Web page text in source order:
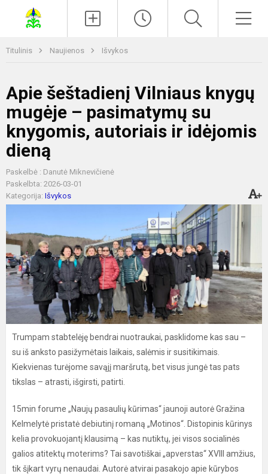
Titulinis Naujienos Išvykos
Apie šeštadienį Vilniaus knygų
mugėje – pasimatymų su
knygomis, autoriais ir idėjomis
dieną
Paskelbė : Danutė Miknevičienė
Paskelbta: 2026-03-01
Kategorija: Išvykos
Trumpam stabtelėję bendrai nuotraukai, pasklidome kas sau –
su iš anksto pasižymėtais laikais, salėmis ir susitikimais.
Kiekvienas turėjome savąjį maršrutą, bet visus jungė tas pats
tikslas – atrasti, išgirsti, patirti.
15min forume „Naujų pasaulių kūrimas“ jaunoji autorė Gražina
Kelmelytė pristatė debiutinį romaną „Motinos“. Distopinis kūrinys
kelia provokuojantį klausimą – kas nutiktų, jei visos socialinės
galios atitektų moterims? Tai savotiškai „apverstas“ XVIII amžius,
tik šįkart vyrų nenaudai. Autorė atvirai pasakojo apie kūrybos